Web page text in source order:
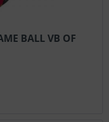
BALL VB OF